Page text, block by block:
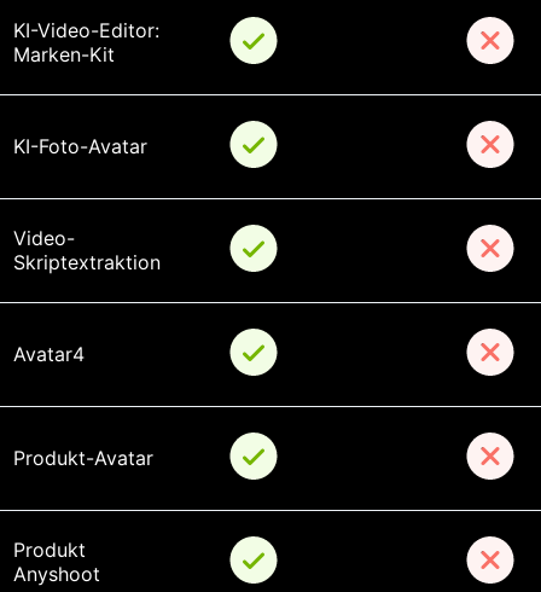
KI-Video-Editor:
Marken-Kit
KI-Foto-Avatar
Video-
Skriptextraktion
Avatar4
Produkt-Avatar
Produkt
Anyshoot